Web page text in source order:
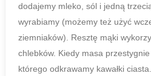
dodajemy mleko, sól i jedną
wyrabiamy (możemy też użyć
ziemniaków). Resztę mąki
chlebków. Kiedy masa
którego odkrawamy kawałki